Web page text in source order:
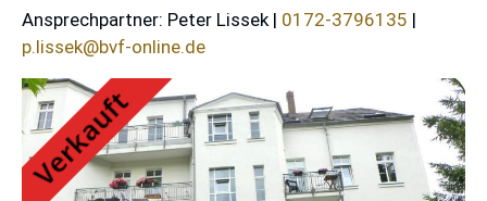
Ansprechpartner: Peter Lissek | 0172-3796135 |
p.lissek@bvf-online.de